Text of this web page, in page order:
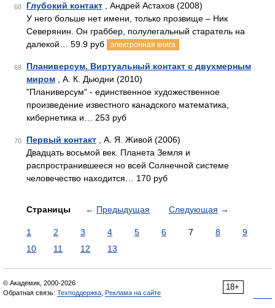
68 Глубокий контакт , Андрей Астахов (2008)
У него больше нет имени, только прозвище – Ник
Северянин. Он граббер, полулегальный старатель на
далекой… 59.9 руб
электронная книга
69
Планиверсум. Виртуальный контакт с двухмерным
миром , А. К. Дьюдни (2010)
"Планиверсум" - единственное художественное
произведение известного канадского математика,
кибернетика и… 253 руб
70 Первый контакт , А. Я. Живой (2006)
Двадцать восьмой век. Планета Земля и
распространившееся но всей Солнечной системе
человечество находится… 170 руб
Страницы ← Предыдущая Следующая →
1 2 3 4 5 6 7 8
9
10
11 12 13
18+
© Академик, 2000-2026
Обратная связь: Техподдержка Реклама на сайте